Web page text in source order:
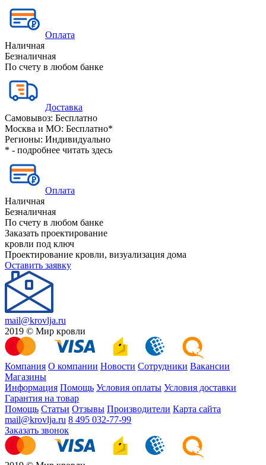
Оплата
Наличная
Безналичная
По счету в любом банке
Доставка
Самовывоз: Бесплатно
Москва и МО: Бесплатно*
Регионы: Индивидуально
* - подробнее читать здесь
Оплата
Наличная
Безналичная
По счету в любом банке
Заказать проектирование
кровли под ключ
Проектирование кровли, визуализация дома
Оставить заявку
mail@krovlja.ru
2019 © Мир кровли
Компания О компании Новости Сотрудники Вакансии
Магазины
Информация Помощь Условия оплаты Условия доставки
Гарантия на товар
Помощь Статьи Отзывы Производители Карта сайта
mail@krovlja.ru 8 495 032-77-99
Заказать звонок